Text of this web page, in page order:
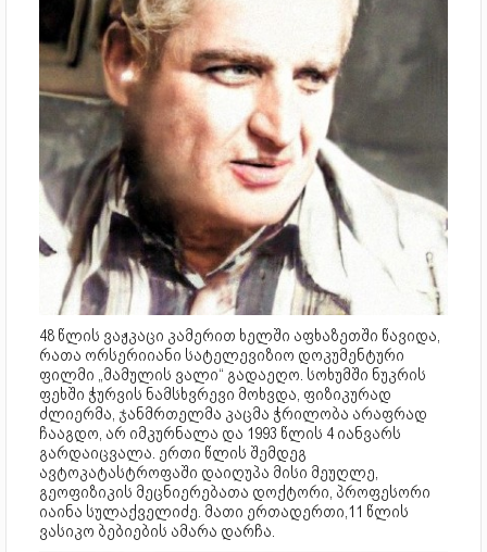
48 წლის ვაჟკაცი კამერით ხელში აფხაზეთში წავიდა,
რათა ორსერიიანი სატელევიზიო დოკუმენტური
ფილმი „მამულის ვალი“ გადაეღო. სოხუმში ნუკრის
ფეხში ჭურვის ნამსხვრევი მოხვდა, ფიზიკურად
ძლიერმა, ჯანმრთელმა კაცმა ჭრილობა არაფრად
ჩააგდო, არ იმკურნალა და 1993 წლის 4 იანვარს
გარდაიცვალა. ერთი წლის შემდეგ
ავტოკატასტროფაში დაიღუპა მისი მეუღლე,
გეოფიზიკის მეცნიერებათა დოქტორი, პროფესორი
იაინა სულაქველიძე. მათი ერთადერთი,11 წლის
ვასიკო ბებიების ამარა დარჩა.